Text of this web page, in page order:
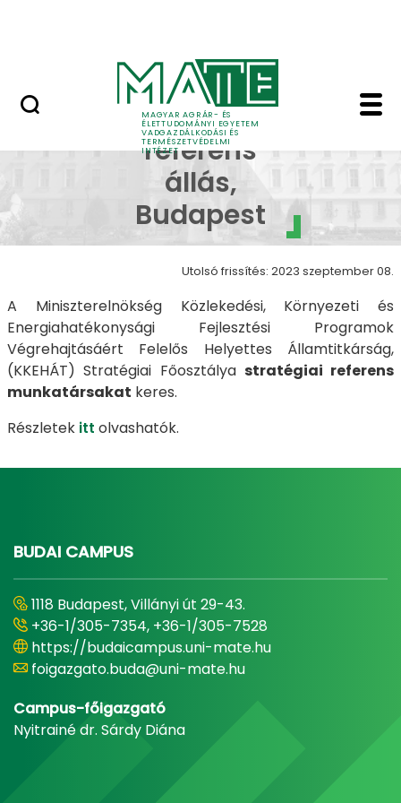
MAGYAR AGRÁR- ÉS
ÉLETTUDOMÁNYI EGYETEM
VADGAZDÁLKODÁSI ÉS
TERMÉSZETVÉDELMI
INTÉZET
Strategiai referens
Stratégiai
referens
állás,
Budapest
Utolsó frissítés: 2023 szeptember 08.
A Miniszterelnökség Közlekedési, Környezeti és
Energiahatékonysági Fejlesztési Programok
Végrehajtásáért Felelős Helyettes Államtitkárság,
(KKEHÁT) Stratégiai Főosztálya stratégiai referens
munkatársakat keres.
Részletek itt olvashatók.
BUDAI CAMPUS
1118 Budapest, Villányi út 29-43.
+36-1/305-7354, +36-1/305-7528
https://budaicampus.uni-mate.hu
foigazgato.buda@uni-mate.hu
Campus-főigazgató
Nyitrainé dr. Sárdy Diána